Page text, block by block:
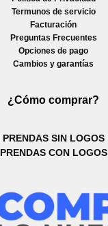
Termunos de servicio
Facturación
Preguntas Frecuentes
Opciones de pago
Cambios y garantías
¿Cómo comprar?
PRENDAS SIN LOGOS
PRENDAS CON LOGOS